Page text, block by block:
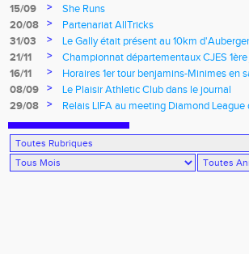
15/09
>
She Runs
20/08
>
Partenariat AllTricks
31/03
>
Le Gally était présent au 10km
21/11
>
Championnat départementaux CJES
16/11
>
Horaires 1er tour benjamins-Minimes en
08/09
>
Le Plaisir Athletic Club dans le journal
29/08
> Relais LIFA au meeting Diamond League